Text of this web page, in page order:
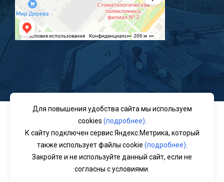
Для повышения удобства сайта мы используем
cookies (подробнее)
К сайту подключен сервис Яндекс.Метрика, который
также использует файлы cookie (подробнее)
Закройте и не используйте данный сайт, если не
согласны с условиями.
Заполняя любые формы на данном сайте вы подтверждаете
свое совершеннолетие и соглашаетесь на обработку
персональных данных в соответствии сУсловиями.
Согласие на обработку данных Яндекс.Метрика|Политика
обработки персональных данных